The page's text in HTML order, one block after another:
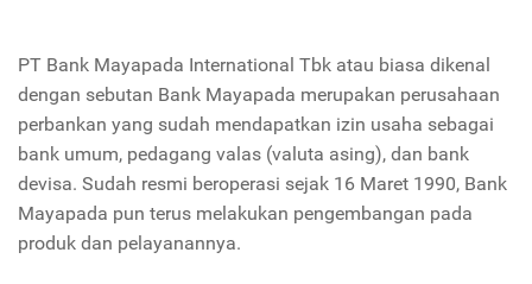
PT Bank Mayapada International Tbk atau biasa dikenal
dengan sebutan Bank Mayapada merupakan perusahaan
perbankan yang sudah mendapatkan izin usaha sebagai
bank umum, pedagang valas (valuta asing), dan bank
devisa. Sudah resmi beroperasi sejak 16 Maret 1990, Bank
Mayapada pun terus melakukan pengembangan pada
produk dan pelayanannya.